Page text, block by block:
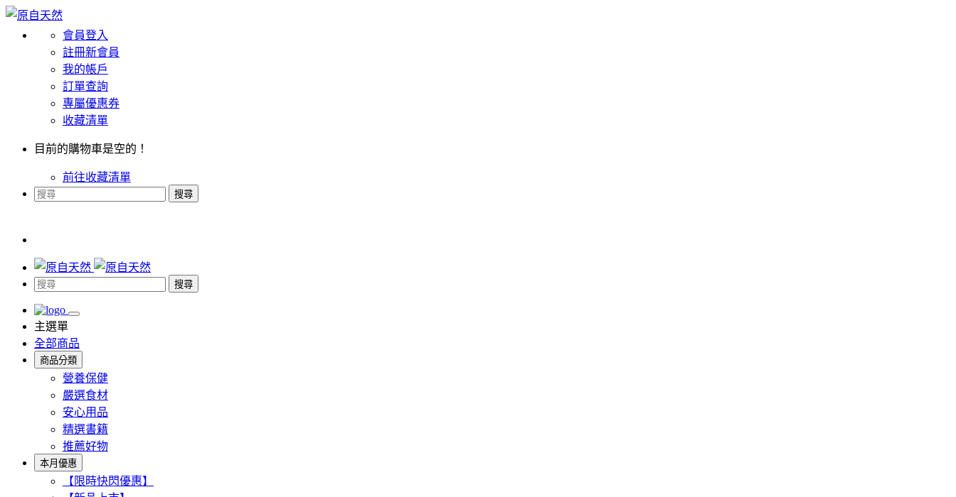
會員登入
註冊新會員
我的帳戶
訂單查詢
專屬優惠券
收藏清單
目前的購物車是空的！
前往收藏清單
搜尋
搜尋
主選單
全部商品
商品分類
營養保健
嚴選食材
安心用品
精選書籍
推薦好物
本月優惠
【限時快閃優惠】